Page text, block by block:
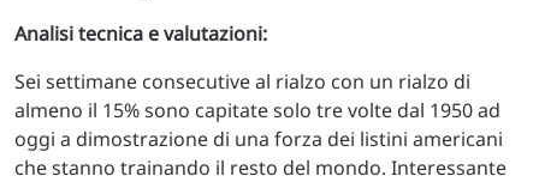
Analisi tecnica e valutazioni:
Sei settimane consecutive al rialzo con un rialzo di
almeno il 15% sono capitate solo tre volte dal 1950 ad
oggi a dimostrazione di una forza dei listini americani
che stanno trainando il resto del mondo. Interessante